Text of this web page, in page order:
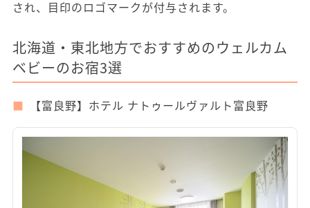
され、目印のロゴマークが付与されます。
北海道・東北地方でおすすめのウェルカム
ベビーのお宿3選
【富良野】ホテル ナトゥールヴァルト富良野